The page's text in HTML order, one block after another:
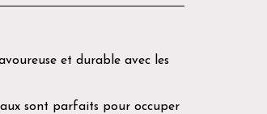
et durable avec les
sont parfaits pour occuper